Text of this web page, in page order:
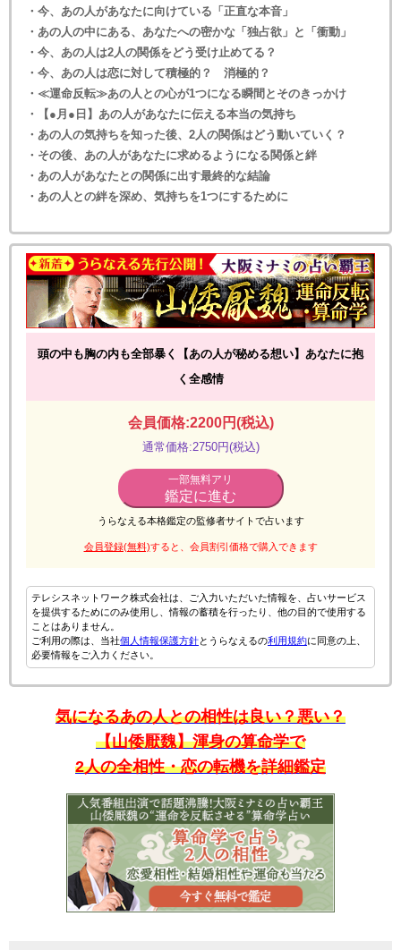
・今、あの人があなたに向けている「正直な本音」
・あの人の中にある、あなたへの密かな「独占欲」と「衝動」
・今、あの人は2人の関係をどう受け止めてる？
・今、あの人は恋に対して積極的？ 消極的？
・≪運命反転≫あの人との心が1つになる瞬間とそのきっかけ
・【●月●日】あの人があなたに伝える本当の気持ち
・あの人の気持ちを知った後、2人の関係はどう動いていく？
・その後、あの人があなたに求めるようになる関係と絆
・あの人があなたとの関係に出す最終的な結論
・あの人との絆を深め、気持ちを1つにするために
頭の中も胸の内も全部暴く【あの人が秘める想い】あなたに抱
く全感情
会員価格:2200円(税込)
通常価格:2750円(税込)
一部無料アリ
鑑定に進む
うらなえる本格鑑定の監修者サイトで占います
会員登録(無料)すると、会員割引価格で購入できます
テレシスネットワーク株式会社は、ご入力いただいた情報を、占いサービス
を提供するためにのみ使用し、情報の蓄積を行ったり、他の目的で使用する
ことはありません。
ご利用の際は、当社個人情報保護方針とうらなえるの利用規約に同意の上、
必要情報をご入力ください。
気になるあの人との相性は良い？悪い？
【山倭厭魏】渾身の算命学で
2人の全相性・恋の転機を詳細鑑定